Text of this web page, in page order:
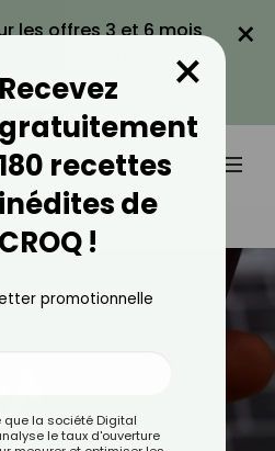
les offres 3 et 6 mois
LA PROMO
×
Recevez
gratuitement
recettes
inédites de
CROQ !
×
promotionnelle
que la société Digital
le taux d'ouverture